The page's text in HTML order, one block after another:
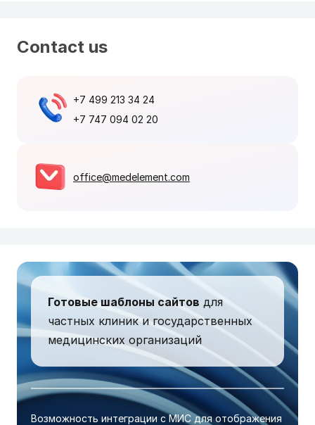
Contact us
+7 499 213 34 24
+7 747 094 02 20
office@medelement.com
Готовые шаблоны сайтов для
частных клиник и государственных
медицинских организаций
Возможность интеграции с МИС для отображения